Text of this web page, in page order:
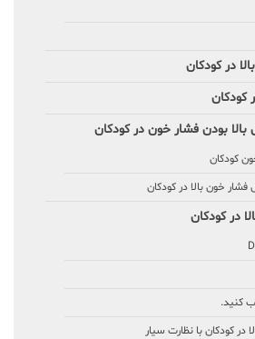
در کودکان
کودکان
بودن فشار خون در کودکان
کودکان
خون بالا در کودکان
در کودکان
کنید.
در کودکان با نظارت سیار